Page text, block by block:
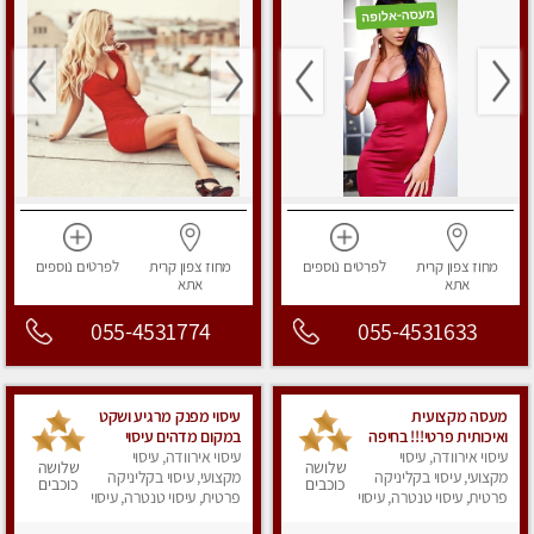
מחוז צפוןקרית
אתא
לפרטים נוספים
055-4531633
מחוז צפוןקרית
אתא
לפרטים נוספים
055-4531774
מעסה מקצועית
ואיכותית פרטי!!! בחיפה
עיסוי אירוודה, עיסוי
מקצועי, עיסוי בקליניקה
פרטית, עיסוי טנטרה, עיסוי
שלושה
כוכבים
עיסוי מפנק מרגיע ושקט
במקום מדהים עיסוי
מושקע מאוד
עיסוי אירוודה, עיסוי
מקצועי, עיסוי בקליניקה
פרטית, עיסוי טנטרה, עיסוי
שלושה
כוכבים